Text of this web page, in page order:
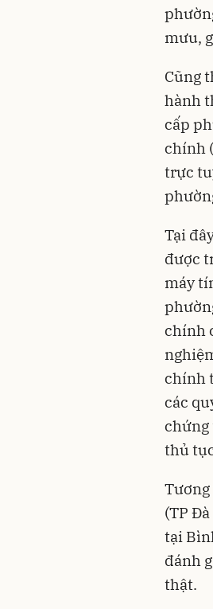
mưu,
Cũng
hành
cấp
chính
trực
Tại
được
máy
chính
chính
các
chứng
thủ
(TP
tại
đánh
thật.